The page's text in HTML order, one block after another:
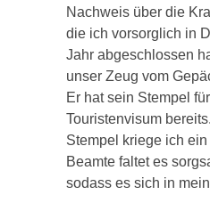
Nachweis über die
die ich vorsorglich in
Jahr abgeschlossen
unser Zeug vom
Er hat sein Stempel
Touristenvisum
Stempel kriege ich
Beamte faltet es
sodass es sich in